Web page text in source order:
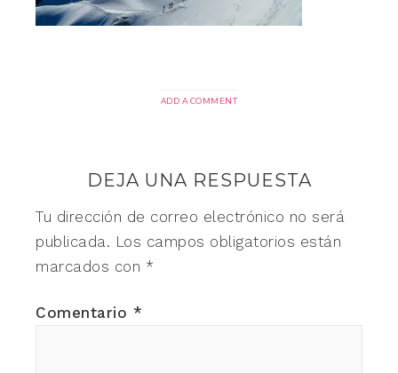
ADD A COMMENT
DEJA UNA RESPUESTA
Tu dirección de correo electrónico no será
publicada. Los campos obligatorios están
marcados con *
Comentario *